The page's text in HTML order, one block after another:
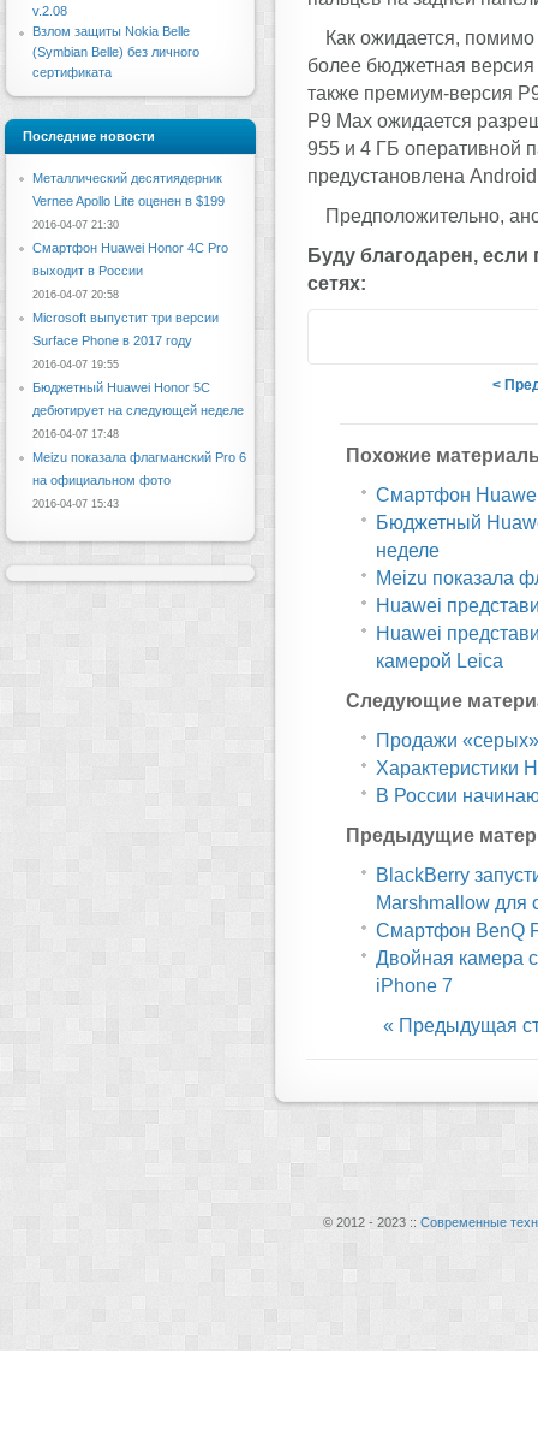
Как ожидается,
более бюджетная
также премиум-версия
P9 Max ожидается
955 и 4 ГБ оперативной
предустановлена
Предположительно,
Буду благодарен, если
сетях:
<
Похожие
Смартфон
Бюджетный
неделе
Meizu показала
Huawei
Huawei
камерой Leica
Следующие
Продажи
Характеристики
В России
Предыдущие
BlackBerry
Marshmallow для
Смартфон BenQ
Двойная камера
iPhone 7
« Предыдущая
v.2.08
Взлом защиты Nokia Belle
(Symbian Belle) без личного
сертификата
Последние новости
Металлический десятиядерник
Vernee Apollo Lite оценен в $199
2016-04-07 21:30
Смартфон Huawei Honor 4C Pro
выходит в России
2016-04-07 20:58
Microsoft выпустит три версии
Surface Phone в 2017 году
2016-04-07 19:55
Бюджетный Huawei Honor 5C
дебютирует на следующей неделе
2016-04-07 17:48
Meizu показала флагманский Pro 6
на официальном фото
2016-04-07 15:43
© 2012 - 2023 :: Современные